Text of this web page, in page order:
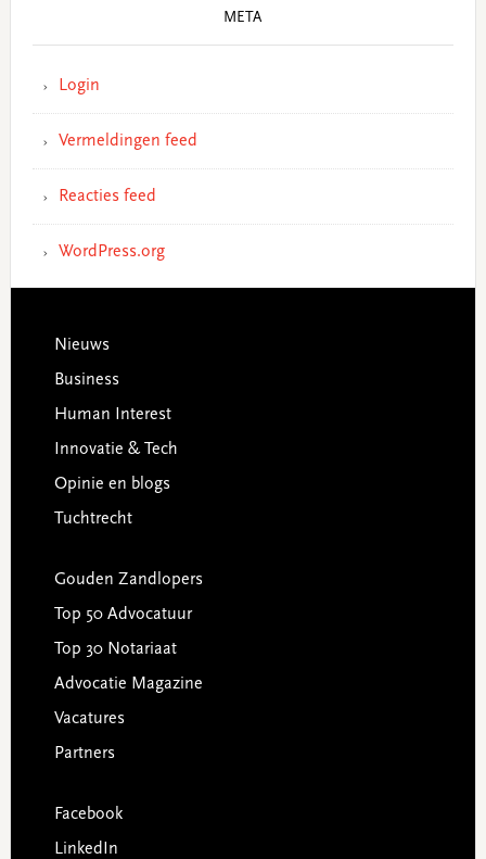
META
Login
Vermeldingen feed
Reacties feed
WordPress.org
Footer
Nieuws
Business
Human Interest
Innovatie & Tech
Opinie en blogs
Tuchtrecht
Gouden Zandlopers
Top 50 Advocatuur
Top 30 Notariaat
Advocatie Magazine
Vacatures
Partners
Facebook
LinkedIn